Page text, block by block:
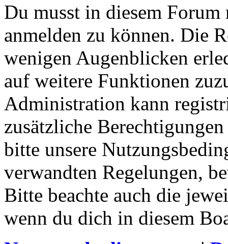
Du musst in diesem
anmelden zu können. Die
wenigen Augenblicken
auf weitere Funktionen
Administration kann
zusätzliche
bitte unsere
verwandten Regelungen,
Bitte beachte auch die
wenn du dich in diesem